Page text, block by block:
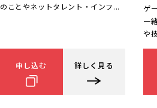
のことやネットタレント・インフ...
申し込む 詳しく見る
ゲ
一
や